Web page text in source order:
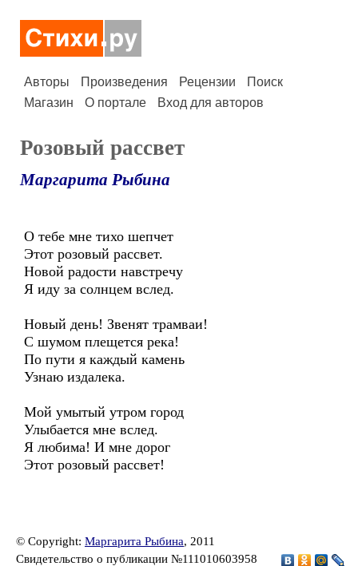
Авторы Произведения Рецензии
Поиск
Магазин
О портале Вход для авторов
Розовый рассвет
Маргарита Рыбина
О тебе мне тихо шепчет
Этот розовый рассвет.
Новой радости навстречу
Я иду за солнцем вслед.
Новый день! Звенят трамваи!
С шумом плещется река!
По пути я каждый камень
Узнаю издалека.
Мой умытый утром город
Улыбается мне вслед.
Я любима! И мне дорог
Этот розовый рассвет!
© Copyright: Маргарита Рыбина, 2011
Свидетельство о публикации №111010603958